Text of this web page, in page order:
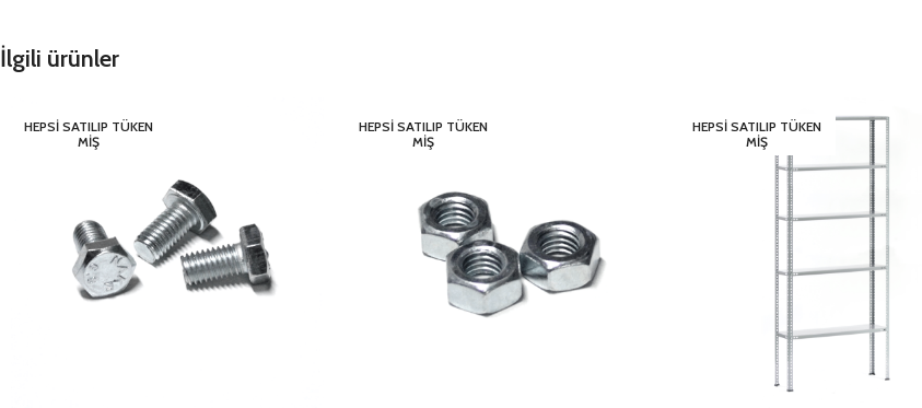
İlgili ürünler
HEPSI SATILIP TÜKEN
MIŞ
HEPSI SATILIP TÜKEN
MIŞ
HEPSI SATILIP TÜKEN
MIŞ